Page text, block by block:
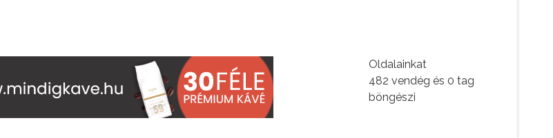
Oldalainkat
482 vendég és 0 tag
böngészi